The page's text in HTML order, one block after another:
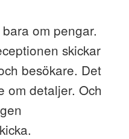
om pengar.
skickar
besökare. Det
om detaljer. Och